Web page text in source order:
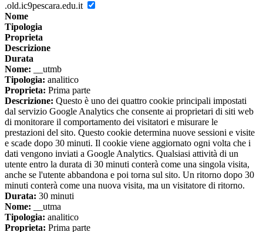
.old.ic9pescara.edu.it
Nome
Tipologia
Proprieta
Descrizione
Durata
Nome: __utmb
Tipologia: analitico
Proprieta: Prima parte
Descrizione: Questo è uno dei quattro cookie principali impostati
dal servizio Google Analytics che consente ai proprietari di siti web
di monitorare il comportamento dei visitatori e misurare le
prestazioni del sito. Questo cookie determina nuove sessioni e visite
e scade dopo 30 minuti. Il cookie viene aggiornato ogni volta che i
dati vengono inviati a Google Analytics. Qualsiasi attività di un
utente entro la durata di 30 minuti conterà come una singola visita,
anche se l'utente abbandona e poi torna sul sito. Un ritorno dopo 30
minuti conterà come una nuova visita, ma un visitatore di ritorno.
Durata: 30 minuti
Nome: __utma
Tipologia: analitico
Proprieta: Prima parte